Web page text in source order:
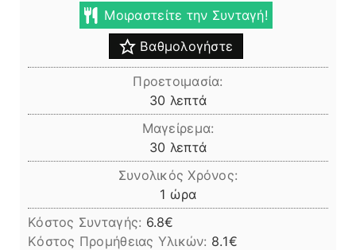
Μοιραστείτε την Συνταγή!
Βαθμολογήστε
Προετοιμασία:
30 λεπτά
λεπτά
Μαγείρεμα:
30 λεπτά
λεπτά
Συνολικός Χρόνος:
1 ώρα
ώρα
Κόστος Συνταγής: 6.8€
Kόστος Προμήθειας Υλικών: 8.1